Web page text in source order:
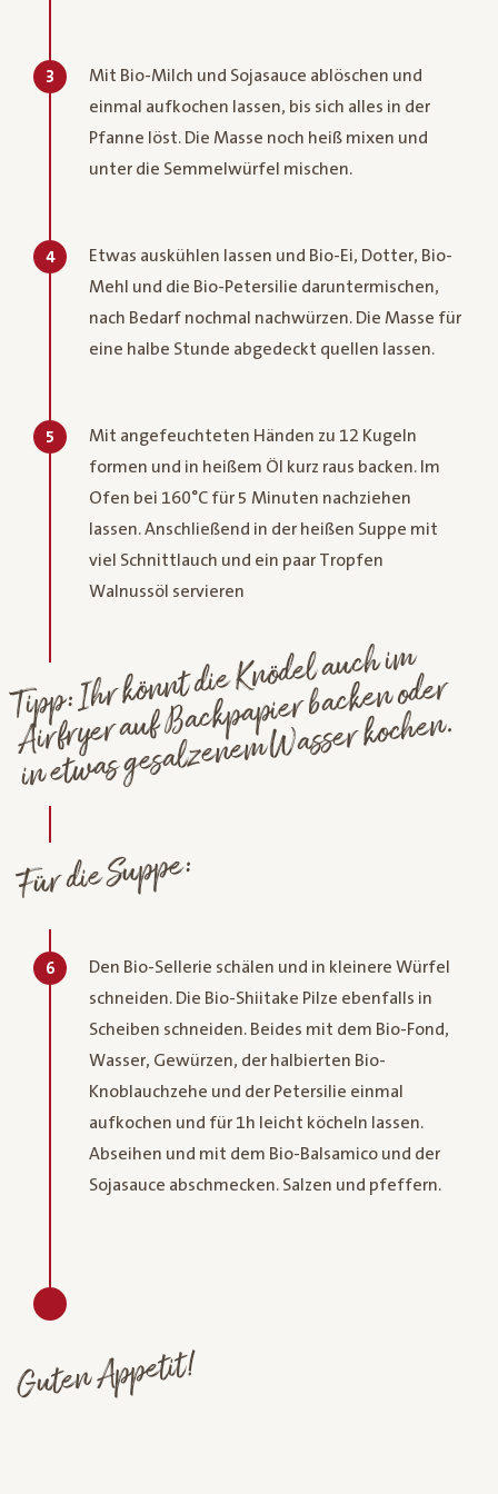
3
Mit Bio-Milch und Sojasauce ablöschen und
einmal aufkochen lassen, bis sich alles in der
Pfanne löst. Die Masse noch heiß mixen und
unter die Semmelwürfel mischen.
4
Etwas auskühlen lassen und Bio-Ei, Dotter, Bio-
Mehl und die Bio-Petersilie daruntermischen,
nach Bedarf nochmal nachwürzen. Die Masse für
eine halbe Stunde abgedeckt quellen lassen.
5
Mit angefeuchteten Händen zu 12 Kugeln
formen und in heißem Öl kurz raus backen. Im
Ofen bei 160°C für 5 Minuten nachziehen
lassen. Anschließend in der heißen Suppe mit
viel Schnittlauch und ein paar Tropfen
Walnussöl servieren
Tipp: Ihr könnt die Knödel auch i
m
Airfryer auf
Backpapier backen oder
in et
was gesalzene
m
Wasser kochen.
Für die Suppe:
6
Den Bio-Sellerie schälen und in kleinere Würfel
schneiden. Die Bio-Shiitake Pilze ebenfalls in
Scheiben schneiden. Beides mit dem Bio-Fond,
Wasser, Gewürzen, der halbierten Bio-
Knoblauchzehe und der Petersilie einmal
aufkochen und für 1h leicht köcheln lassen.
Abseihen und mit dem Bio-Balsamico und der
Sojasauce abschmecken. Salzen und pfeffern.
Guten Appetit!